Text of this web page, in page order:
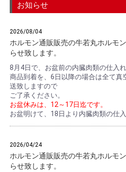
お知らせ
2026/08/04
ホルモン通販販売の牛若丸ホルモ
らせ致します。
8月4日で、お盆前の内臓肉類の仕入
商品到着を、6日以降の場合は全て真
送致しますので
ご了承ください。
お盆休みは、12～17日迄です。
お盆明けて、18日より内臓肉類の仕
2026/04/24
ホルモン通販販売の牛若丸ホルモ
らせ致します。